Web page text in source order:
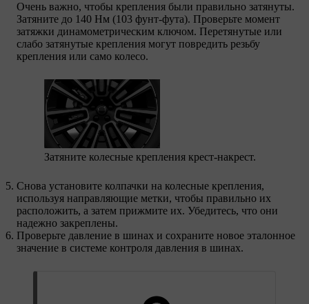
Очень важно, чтобы крепления были правильно затянуты.
Затяните до 140 Нм (103 фунт-фута). Проверьте момент
затяжки динамометрическим ключом. Перетянутые или
слабо затянутые крепления могут повредить резьбу
крепления или само колесо.
Затяните колесные крепления крест-накрест.
Снова установите колпачки на колесные крепления,
используя направляющие метки, чтобы правильно их
расположить, а затем прижмите их. Убедитесь, что они
надежно закреплены.
Проверьте давление в шинах и сохраните новое эталонное
значение в системе контроля давления в шинах.